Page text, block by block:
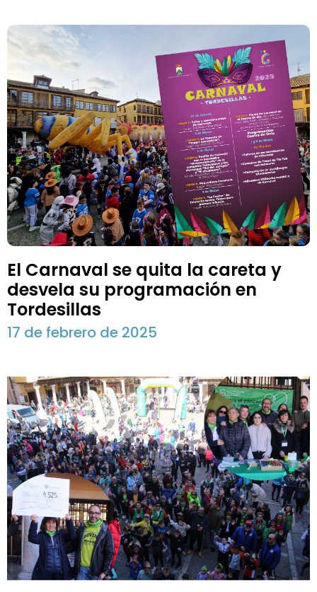
El Carnaval se quita la careta y
desvela su programación en
Tordesillas
17 de febrero de 2025